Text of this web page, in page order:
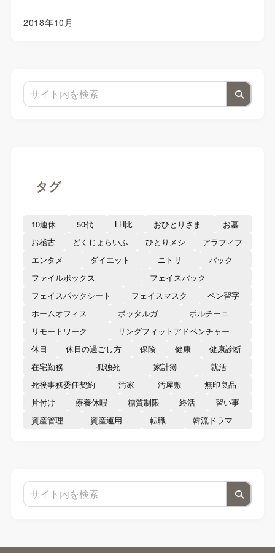
2018年10月
タグ
10連休 50代 LH比 おひとりさま
お墓
お稽古
どくじょらいふ ひとりメシ
アラフィフ
エンタメ
ダイエット ニトリ
パック
ファイルボックス
フェイスパック
フェイスパックシート
フェイスマスク
ペン習字
ホームオフィス
ボッタルガ
ポルチーニ
リモートワーク
リングフィットアドベンチャー
休日
休日の過ごし方 保険 健康
健康診断
在宅勤務
孤独死 家計簿
就活
死後事務委任契約
汚家 汚屋敷
無印良品
片付け
療養休暇 糖質制限 終活
習い事
資産管理
資産運用 転職 韓流ドラマ